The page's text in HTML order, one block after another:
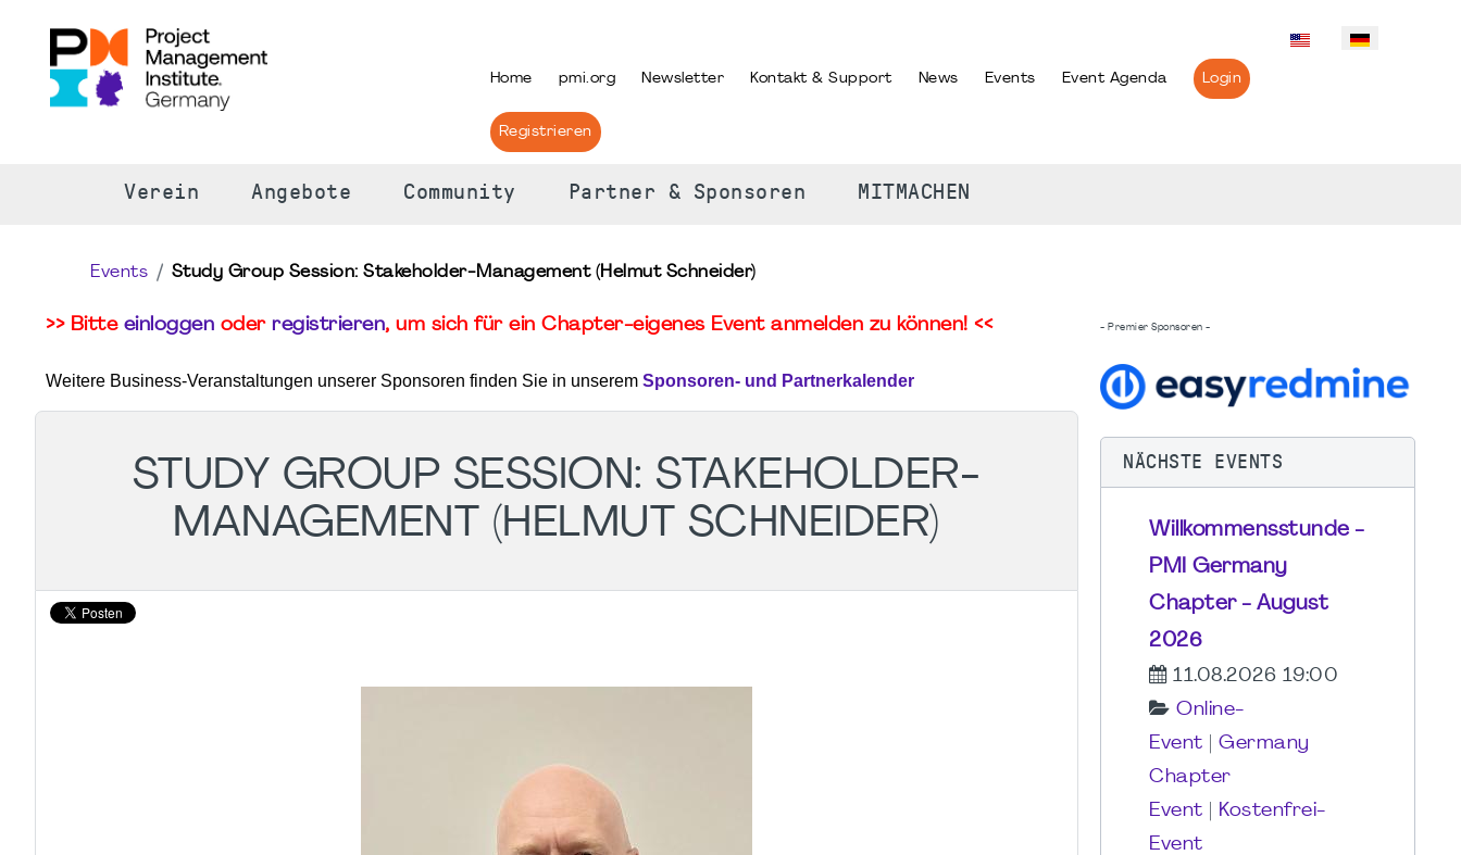
Home pmi.org Newsletter Kontakt & Support News Events Event Agenda Login
Registrieren
Verein Angebote Community Partner & Sponsoren MITMACHEN
Events Study Group Session: Stakeholder-Management (Helmut Schneider)
>> Bitte einloggen oder registrieren, um sich für ein Chapter-eigenes Event anmelden zu können! <<
Weitere Business-Veranstaltungen unserer Sponsoren finden Sie in unserem Sponsoren- und Partnerkalender
STUDY GROUP SESSION: STAKEHOLDER-
MANAGEMENT (HELMUT SCHNEIDER)
- Premier Sponsoren -
NÄCHSTE EVENTS
Willkommensstunde -
PMI Germany
Chapter - August
2026
11.08.2026 19:00
Online-
Event
Germany
Chapter
Event
Kostenfrei-
Event